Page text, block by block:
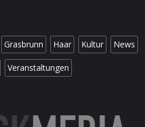
Grasbrunn Haar Kultur News
Veranstaltungen